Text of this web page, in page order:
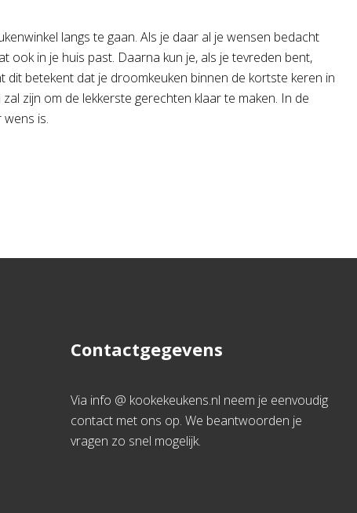
langs te gaan. Als je daar al je wensen bedacht
ook in je huis past. Daarna kun je, als je tevreden bent,
dit betekent dat je droomkeuken binnen de kortste keren in
zijn om de lekkerste gerechten klaar te maken. In de
is.
Contactgegevens
Via info @ kookekeukens.nl neem je eenvoudig
contact met ons op. We beantwoorden je
vragen zo snel mogelijk.